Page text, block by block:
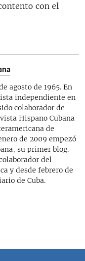
con el
agosto de 1965. En
independiente en
colaborador de
Hispano Cubana
de
de 2009 empezó
su primer blog.
del
y desde febrero de
de Cuba.